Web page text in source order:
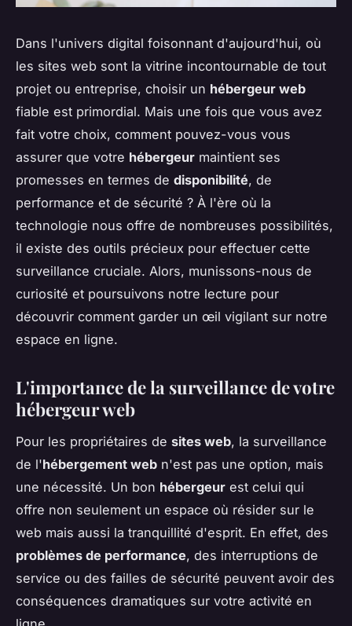
Dans l'univers digital foisonnant d'aujourd'hui, où
les sites web sont la vitrine incontournable de tout
projet ou entreprise, choisir un hébergeur web
fiable est primordial. Mais une fois que vous avez
fait votre choix, comment pouvez-vous vous
assurer que votre hébergeur maintient ses
promesses en termes de disponibilité, de
performance et de sécurité ? À l'ère où la
technologie nous offre de nombreuses possibilités,
il existe des outils précieux pour effectuer cette
surveillance cruciale. Alors, munissons-nous de
curiosité et poursuivons notre lecture pour
découvrir comment garder un œil vigilant sur notre
espace en ligne.
L'importance de la surveillance de votre
hébergeur web
Pour les propriétaires de sites web, la surveillance
de l'hébergement web n'est pas une option, mais
une nécessité. Un bon hébergeur est celui qui
offre non seulement un espace où résider sur le
web mais aussi la tranquillité d'esprit. En effet, des
problèmes de performance, des interruptions de
service ou des failles de sécurité peuvent avoir des
conséquences dramatiques sur votre activité en